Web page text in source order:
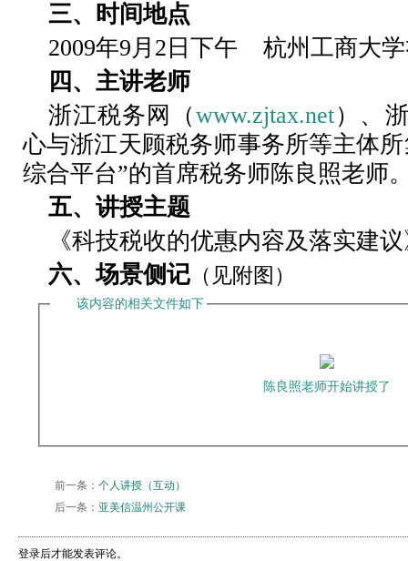
三、时间地点
2009年9月2日下午 杭州工商大
四、主讲老师
浙江税务网（www.zjtax.net）、
心与浙江天顾税务师事务所等主体
综合平台”的首席税务师陈良照老师
五、讲授主题
《科技税收的优惠内容及落实建
六、场景侧记 （见附图）
该内容的相关文件如下
陈良照老师开始讲授了
前一条： 个人讲授（互动）
后一条： 亚美信温州公开课
登录后才能发表评论。